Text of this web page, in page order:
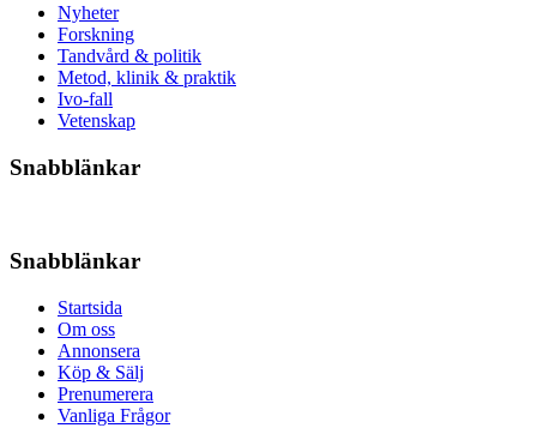
Nyheter
Forskning
Tandvård & politik
Metod, klinik & praktik
Ivo-fall
Vetenskap
Snabblänkar
Snabblänkar
Startsida
Om oss
Annonsera
Köp & Sälj
Prenumerera
Vanliga Frågor